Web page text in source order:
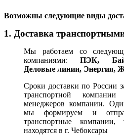
Возможны следующие виды
1. Доставка
Мы работаем со
компаниями:ПЭК,
Деловые линии, Энергия,
Сроки доставки по России
транспортной
менеджеров компании.
мы формируем и
транспортные компании,
находятся в г. Чебоксары